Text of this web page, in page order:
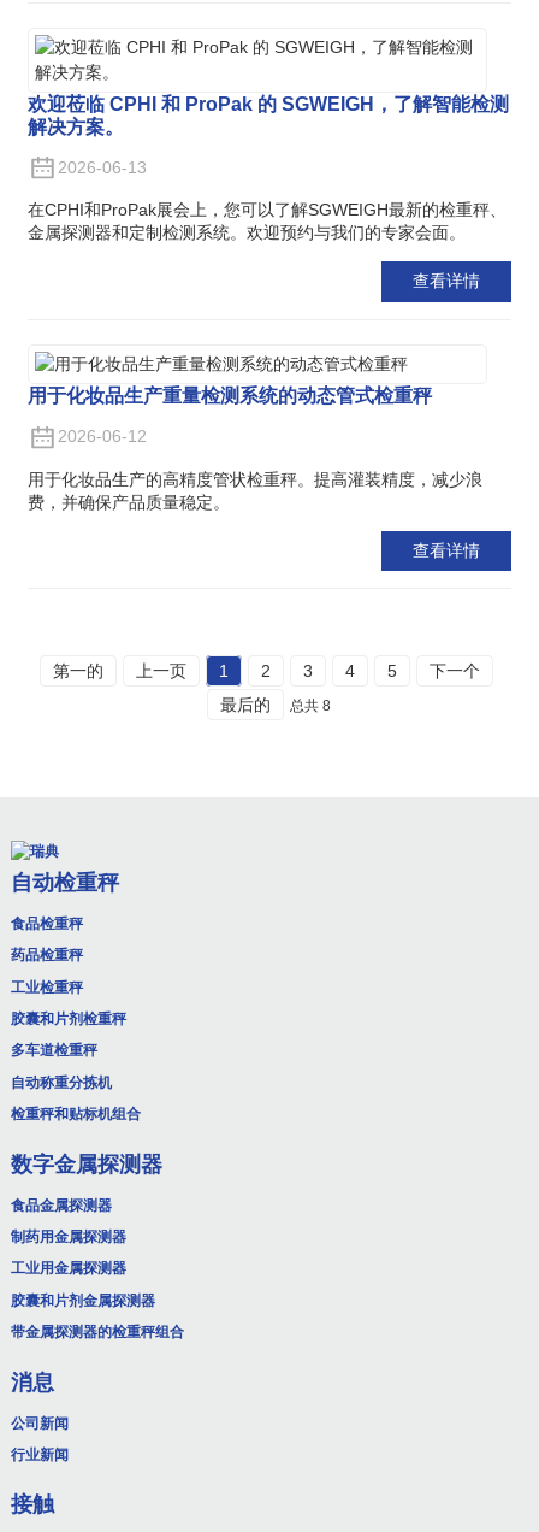
欢迎莅临 CPHI 和 ProPak 的 SGWEIGH，了解智能检测
解决方案。
2026-06-13
在CPHI和ProPak展会上，您可以了解SGWEIGH最新的检重秤、
金属探测器和定制检测系统。欢迎预约与我们的专家会面。
查看详情
用于化妆品生产重量检测系统的动态管式检重秤
2026-06-12
用于化妆品生产的高精度管状检重秤。提高灌装精度，减少浪
费，并确保产品质量稳定。
查看详情
第一的 上一页 1 2 3 4 5
下一个
最后的
总共 8
自动检重秤
食品检重秤
药品检重秤
工业检重秤
胶囊和片剂检重秤
多车道检重秤
自动称重分拣机
检重秤和贴标机组合
数字金属探测器
食品金属探测器
制药用金属探测器
工业用金属探测器
胶囊和片剂金属探测器
带金属探测器的检重秤组合
消息
公司新闻
行业新闻
接触